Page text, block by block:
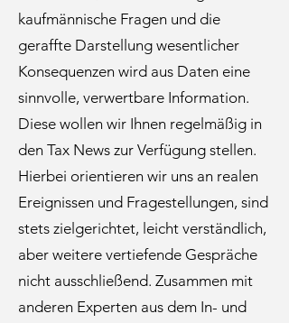
kaufmännische Fragen und die
geraffte Darstellung wesentlicher
Konsequenzen wird aus Daten eine
sinnvolle, verwertbare Information.
Diese wollen wir Ihnen regelmäßig in
den Tax News zur Verfügung stellen.
Hierbei orientieren wir uns an realen
Ereignissen und Fragestellungen, sind
stets zielgerichtet, leicht verständlich,
aber weitere vertiefende Gespräche
nicht ausschließend. Zusammen mit
anderen Experten aus dem In- und